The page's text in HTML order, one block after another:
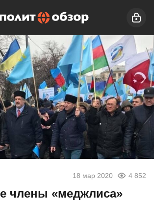
18 мар 2020 4 852
члены «меджлиса»